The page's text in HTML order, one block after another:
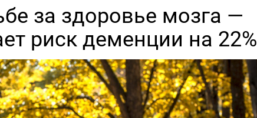
за здоровье мозга —
риск деменции на 22%